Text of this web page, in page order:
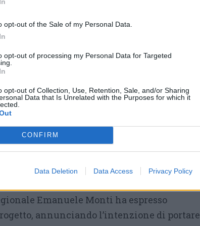
opt-out of the Sale of my Personal Data.
opt-out of processing my Personal Data for Targeted
opt-out of Collection, Use, Retention, Sale, and/or Sharing
Data that Is Unrelated with the Purposes for which it
CONFIRM
Data Deletion Data Access Privacy Policy
sono gli stessi bambini, le famiglie e
operano nei reparti pediatrici.
a Varese
prodotto da Giovanni Geografo con la
Terrainvista di Varese.
l’assessore ai Servizi sociali del Comune
ha definito il film «da divulgare a tutto il
umano e sociale».
Emanuele Monti ha espresso
annunciando l’intenzione di portare